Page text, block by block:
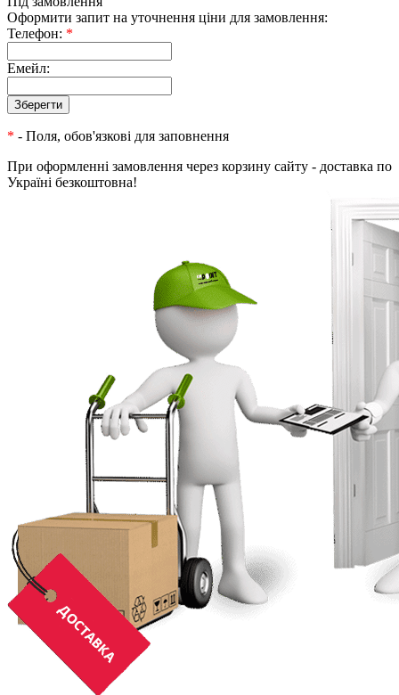
Оформити запит на уточнення ціни для замовлення:
Телефон: *
Емейл:
* - Поля, обов'язкові для заповнення
При оформленні замовлення через корзину сайту - доставка по
Україні безкоштовна!